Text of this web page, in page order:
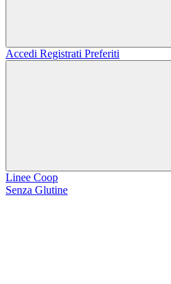
Accedi Registrati Preferiti
Linee Coop
Senza Glutine